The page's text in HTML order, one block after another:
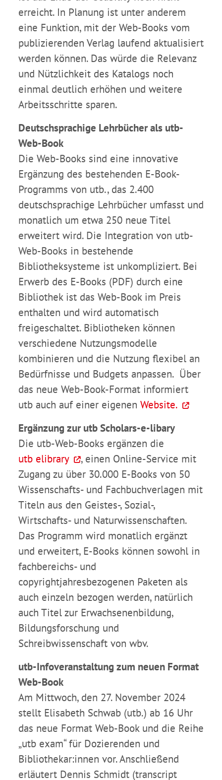
erreicht. In Planung ist unter anderem
eine Funktion, mit der Web-Books vom
publizierenden Verlag laufend aktualisiert
werden können. Das würde die Relevanz
und Nützlichkeit des Katalogs noch
einmal deutlich erhöhen und weitere
Arbeitsschritte sparen.
Deutschsprachige Lehrbücher als utb-
Web-Book
Die Web-Books sind eine innovative
Ergänzung des bestehenden E-Book-
Programms von utb., das 2.400
deutschsprachige Lehrbücher umfasst und
monatlich um etwa 250 neue Titel
erweitert wird. Die Integration von utb-
Web-Books in bestehende
Bibliotheksysteme ist unkompliziert. Bei
Erwerb des E-Books (PDF) durch eine
Bibliothek ist das Web-Book im Preis
enthalten und wird automatisch
freigeschaltet. Bibliotheken können
verschiedene Nutzungsmodelle
kombinieren und die Nutzung flexibel an
Bedürfnisse und Budgets anpassen. Über
das neue Web-Book-Format informiert
utb auch auf einer eigenen Website.
Ergänzung zur utb Scholars-e-libary
Die utb-Web-Books ergänzen die
utb elibrary
, einen Online-Service mit
Zugang zu über 30.000 E-Books von 50
Wissenschafts- und Fachbuchverlagen mit
Titeln aus den Geistes-, Sozial-,
Wirtschafts- und Naturwissenschaften.
Das Programm wird monatlich ergänzt
und erweitert, E-Books können sowohl in
fachbereichs- und
copyrightjahresbezogenen Paketen als
auch einzeln bezogen werden, natürlich
auch Titel zur Erwachsenenbildung,
Bildungsforschung und
Schreibwissenschaft von wbv.
utb-Infoveranstaltung zum neuen Format
Web-Book
Am Mittwoch, den 27. November 2024
stellt Elisabeth Schwab (utb.) ab 16 Uhr
das neue Format Web-Book und die Reihe
„utb exam“ für Dozierenden und
Bibliothekar:innen vor. Anschließend
erläutert Dennis Schmidt (transcript